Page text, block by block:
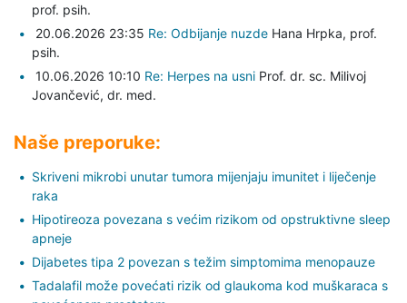
prof. psih.
20.06.2026 23:35 Re: Odbijanje nuzde Hana Hrpka, prof.
psih.
10.06.2026 10:10 Re: Herpes na usni Prof. dr. sc. Milivoj
Jovančević, dr. med.
Naše preporuke:
Skriveni mikrobi unutar tumora mijenjaju imunitet i liječenje
raka
Hipotireoza povezana s većim rizikom od opstruktivne sleep
apneje
Dijabetes tipa 2 povezan s težim simptomima menopauze
Tadalafil može povećati rizik od glaukoma kod muškaraca s